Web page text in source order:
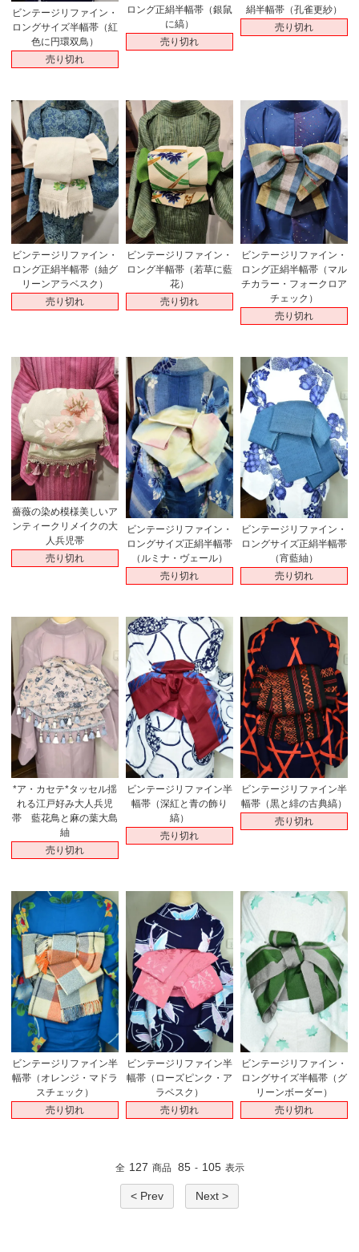
ビンテージリファイン・
ロングサイズ半幅帯（紅
色に円環双鳥）
売り切れ
ロング正絹半幅帯（銀鼠
に縞）
売り切れ
絹半幅帯（孔雀更紗）
売り切れ
ビンテージリファイン・
ロング正絹半幅帯（紬グ
リーンアラベスク）
売り切れ
ビンテージリファイン・
ロング半幅帯（若草に藍
花）
売り切れ
ビンテージリファイン・
ロング正絹半幅帯（マル
チカラー・フォークロア
チェック）
売り切れ
薔薇の染め模様美しいア
ンティークリメイクの大
人兵児帯
売り切れ
ビンテージリファイン・
ロングサイズ正絹半幅帯
（ルミナ・ヴェール）
売り切れ
ビンテージリファイン・
ロングサイズ正絹半幅帯
（宵藍紬）
売り切れ
*ア・カセテ*タッセル揺
れる江戸好み大人兵児
帯 藍花鳥と麻の葉大島
紬
売り切れ
ビンテージリファイン半
幅帯（深紅と青の飾り
縞）
売り切れ
ビンテージリファイン半
幅帯（黒と緋の古典縞）
売り切れ
ビンテージリファイン半
幅帯（オレンジ・マドラ
スチェック）
売り切れ
ビンテージリファイン半
幅帯（ローズピンク・ア
ラベスク）
売り切れ
ビンテージリファイン・
ロングサイズ半幅帯（グ
リーンボーダー）
売り切れ
全 127 商品 85 - 105 表示
< Prev Next >